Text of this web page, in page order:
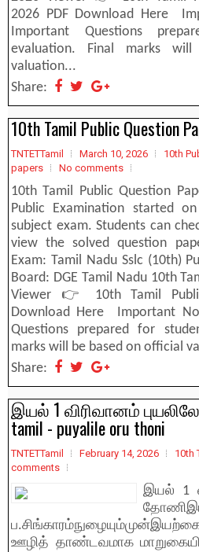
2026 PDF Download Here
Important Questions
evaluation. Final marks
valuation...
Share:
10th Tamil Public Question
TNTETTamil March 10, 2026
10th
papers
No comments
10th Tamil Public Question
Public Examination started
subject exam. Students can
view the solved question
Exam: Tamil Nadu Sslc (10th)
Board: DGE Tamil Nadu 10th
Viewer 👉 10th Tamil
Download Here Important
Questions prepared for
marks will be based on official
Share:
இயல் 1 விரிவானம்
tamil - puyalile oru thoni
TNTETTamil February 14, 2026 10th
comments
இயல் 1
ஊழித்‌ தாண்டவமாக